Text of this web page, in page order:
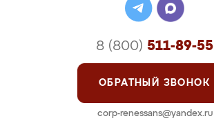
8 (800) 511-89-55
ОБРАТНЫЙ ЗВОНОК
corp-renessans@yandex.ru